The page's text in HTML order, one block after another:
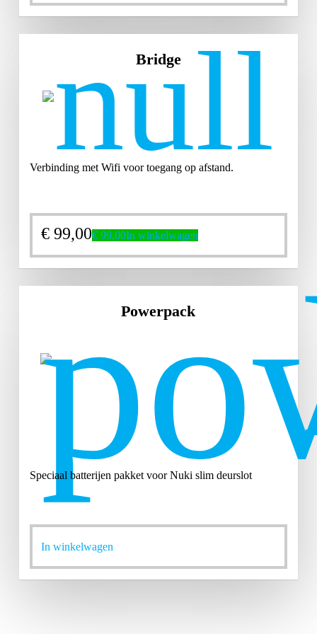
Bridge
Verbinding met Wifi voor toegang op afstand.
€99,00€99,00In winkelwagen
Powerpack
Speciaal batterijen pakket voor Nuki slim deurslot
In winkelwagenDit
product